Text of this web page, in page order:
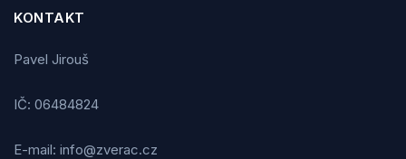
KONTAKT
Pavel Jirouš
IČ: 06484824
E-mail: info@zverac.cz